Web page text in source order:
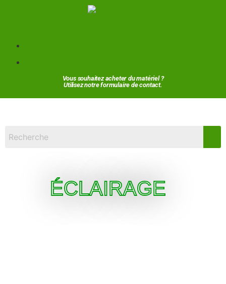
Vous souhaitez acheter du matériel ?
Utilisez notre formulaire de contact.
ÉCLAIRAGE